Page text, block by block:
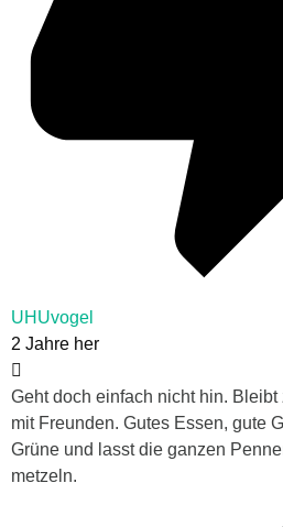
UHUvogel
2 Jahre her
Geht doch einfach nicht hin.
mit Freunden. Gutes Essen, gute
Grüne und lasst die ganzen
metzeln.